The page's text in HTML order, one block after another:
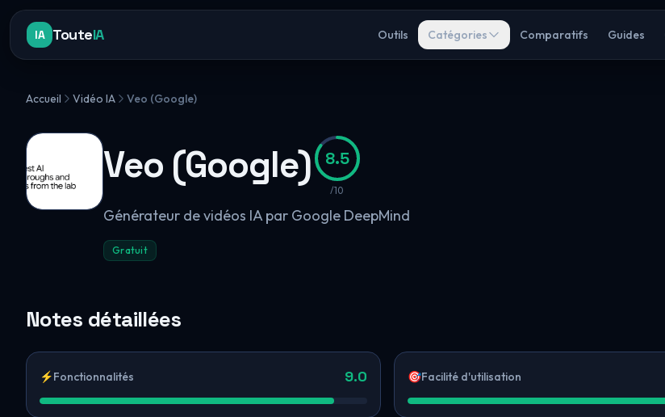
IA TouteIA Outils Catégories Comparatifs Guides
Accueil Vidéo IA Veo (Google)
Veo (Google) 8.5
/10
Générateur de vidéos IA par Google DeepMind
Gratuit
Notes détaillées
⚡Fonctionnalités 9.0 🎯Facilité d'utilisation